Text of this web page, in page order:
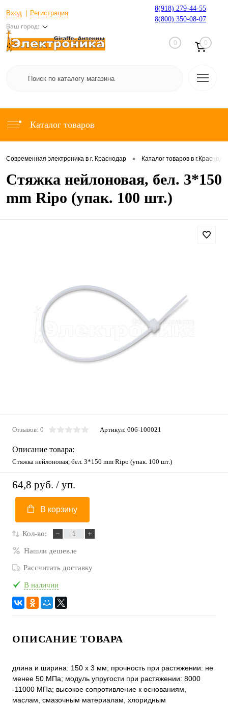
Вход Регистрация
Ваш город:
8(918) 279-44-55
8(800) 350-08-07
0 0
Каталог товаров
Современная электроника в г. Краснодар • Каталог товаров в
Стяжка нейлоновая, бел. 3*150
mm Ripo (упак. 100 шт.)
Отзывов: 0 Артикул: 006-100021
Описание товара:
Стяжка нейлоновая, бел. 3*150 mm Ripo (упак. 100 шт.)
64,8 руб. / уп.
В корзину
Кол-во:
Нашли дешевле
Рассчитать доставку
В наличии
ОПИСАНИЕ ТОВАРА
длина и ширина: 150 х 3 мм; прочность при растяжении: не
менее 50 МПа; модуль упругости при растяжении: 8000
-11000 МПа; высокое сопротивление к основаниям,
маслам, смазочным материалам, хлоридным